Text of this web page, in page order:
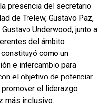
presencia del secretario
de Trelew, Gustavo Paz,
Underwood, junto a
del ámbito
como un
e intercambio para
el objetivo de potenciar
el liderazgo
más inclusivo.